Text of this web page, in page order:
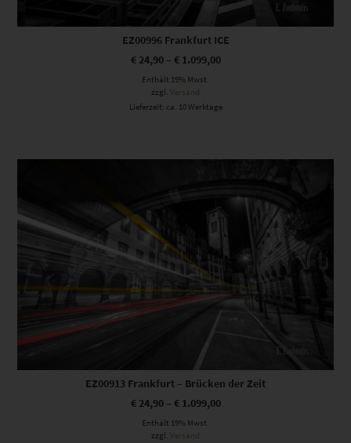
EZ00996 Frankfurt ICE
€24,90– €1.099,00
Enthält 19% Mwst.
zzgl. Versand
Lieferzeit: ca. 10 Werktage
Dieses Produkt weist mehrere Varianten auf. Die Optionen können auf der Produktseite gewählt werden
EZ00913 Frankfurt – Brücken der Zeit
€24,90– €1.099,00
Enthält 19% Mwst.
zzgl.
Versand